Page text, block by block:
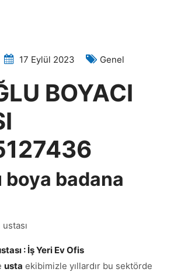
17 Eylül 2023 Genel
BOYACI
boya badana
: İş Yeri Ev Ofis
usta ekibimizle yıllardır bu sektörde